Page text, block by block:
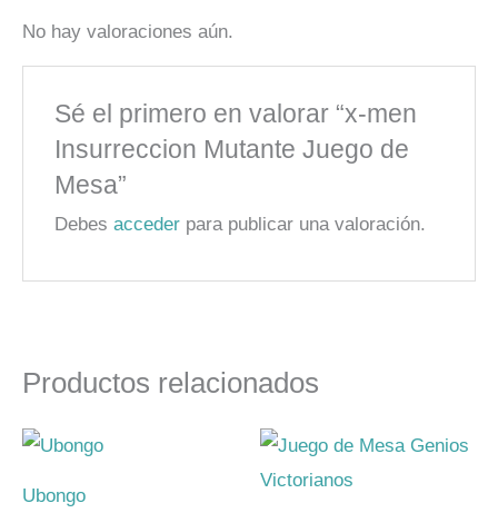
No hay valoraciones aún.
Sé el primero en valorar “x-men
Insurreccion Mutante Juego de
Mesa”
Debesacceder para publicar una valoración.
Productos relacionados
Ubongo